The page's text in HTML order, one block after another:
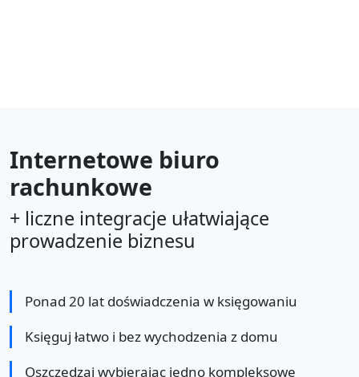
Internetowe biuro
rachunkowe
+ liczne integracje ułatwiające
prowadzenie biznesu
Ponad 20 lat doświadczenia w księgowaniu
Księguj łatwo i bez wychodzenia z domu
Oszczędzaj wybierając jedno kompleksowe